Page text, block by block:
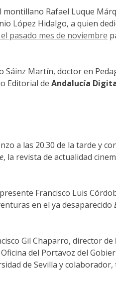
montillano Rafael Luque
López Hidalgo, a quien
pasado mes de noviembre
Martín, doctor en
Editorial de Andalucía
a las 20.30 de la tarde y
, la revista de actualidad
Francisco Luis
en el ya desaparecido
Gil Chaparro, director de
del Portavoz del
de Sevilla y colaborador,